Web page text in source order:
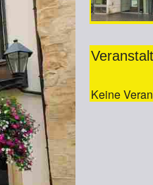
Keine